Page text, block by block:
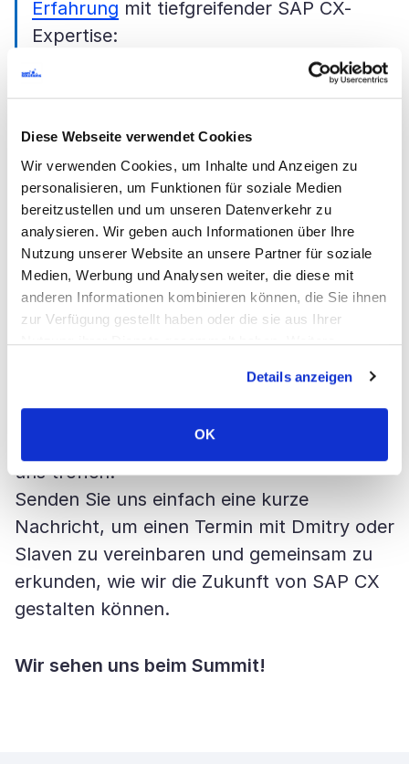
Diese Webseite verwendet Cookies
Wir verwenden Cookies, um Inhalte und Anzeigen zu
personalisieren, um Funktionen für soziale Medien
bereitzustellen und um unseren Datenverkehr zu
analysieren. Wir geben auch Informationen über Ihre
Nutzung unserer Website an unsere Partner für soziale
Medien, Werbung und Analysen weiter, die diese mit
anderen Informationen kombinieren können, die Sie ihnen
zur Verfügung gestellt haben oder die sie aus Ihrer
Nutzung ihrer Dienste gesammelt haben. Weitere
Details anzeigen
OK
Erfahrung mit tiefgreifender SAP CX-
Expertise:
Über 80 SAP Commerce Cloud-
Projektmanager
40+ groß angelegte
Implementierungen weltweit
Unser Ziel ist klar:Unternehmen dabei zu
unterstützen, intelligente, vernetzte
leistungsstarker SAP-Technologien.
Wenn Sie auch in Berlin sind – lassen Sie
uns treffen!
Senden Sie uns einfach eine kurze
Nachricht, um einen Termin mit Dmitry oder
Slaven zu vereinbaren und gemeinsam zu
erkunden, wie wir die Zukunft von SAP CX
gestalten können.
Wir sehen uns beim Summit!